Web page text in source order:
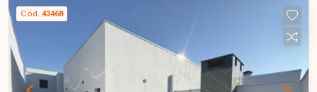
Entre em contato com a equipe da Delta Imóveis
e agende sua visita para conhecer essa
oportunidade.
Cód. 43468